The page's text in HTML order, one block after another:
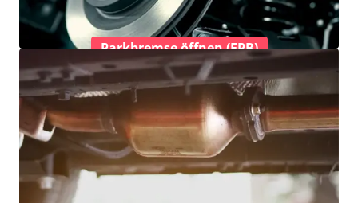
Parkbremse öffnen (EPB)